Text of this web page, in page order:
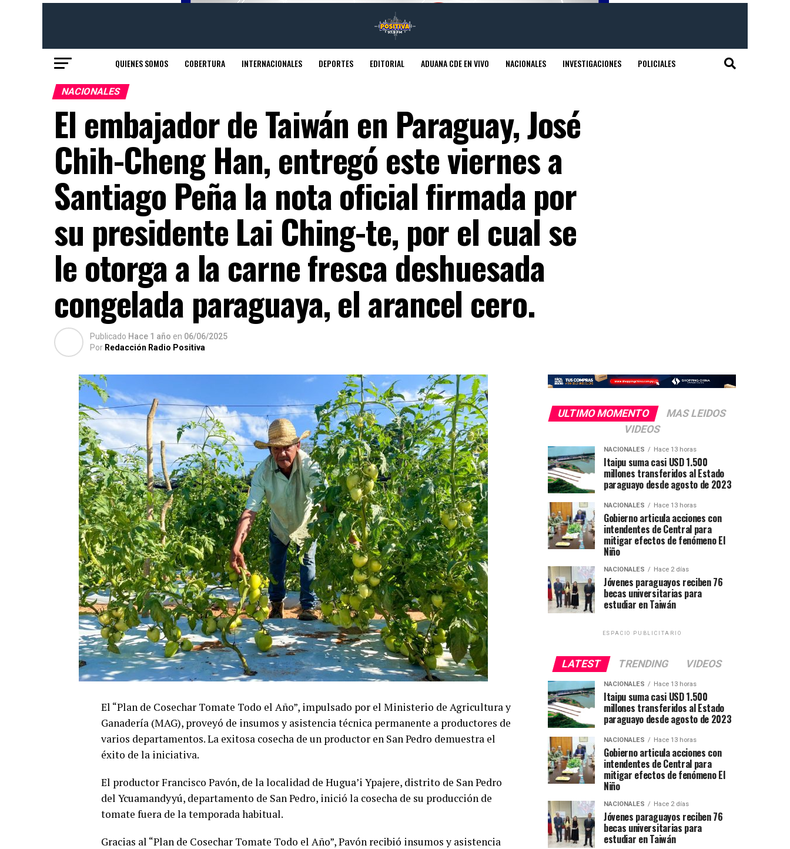
QUIENES SOMOS COBERTURA INTERNACIONALES DEPORTES EDITORIAL ADUANA CDE EN VIVO NACIONALES INVESTIGACIONES POLICIALES
NACIONALES
El embajador de Taiwán en Paraguay, José
Chih-Cheng Han, entregó este viernes a
Santiago Peña la nota oficial firmada por
su presidente Lai Ching-te, por el cual se
le otorga a la carne fresca deshuesada
congelada paraguaya, el arancel cero.
Publicado Hace 1 año en 06/06/2025
Por Redacción Radio Positiva
El “Plan de Cosechar Tomate Todo el Año”, impulsado por el Ministerio de Agricultura y
Ganadería (MAG), proveyó de insumos y asistencia técnica permanente a productores de
varios departamentos. La exitosa cosecha de un productor en San Pedro demuestra el
éxito de la iniciativa.
El productor Francisco Pavón, de la localidad de Hugua’i Ypajere, distrito de San Pedro
del Ycuamandyyú, departamento de San Pedro, inició la cosecha de su producción de
tomate fuera de la temporada habitual.
Gracias al “Plan de Cosechar Tomate Todo el Año”, Pavón recibió insumos y asistencia
ULTIMO MOMENTO
MAS LEIDOS
VIDEOS
NACIONALES Hace 13 horas
Itaipu suma casi USD 1.500
millones transferidos al Estado
paraguayo desde agosto de 2023
NACIONALES Hace 13 horas
Gobierno articula acciones con
intendentes de Central para
mitigar efectos de fenómeno El
Niño
NACIONALES Hace 2 días
Jóvenes paraguayos reciben 76
becas universitarias para
estudiar en Taiwán
ESPACIO PUBLICITARIO
LATEST TRENDING VIDEOS
NACIONALES Hace 13 horas
Itaipu suma casi USD 1.500
millones transferidos al Estado
paraguayo desde agosto de 2023
NACIONALES Hace 13 horas
Gobierno articula acciones con
intendentes de Central para
mitigar efectos de fenómeno El
Niño
NACIONALES Hace 2 días
Jóvenes paraguayos reciben 76
becas universitarias para
estudiar en Taiwán